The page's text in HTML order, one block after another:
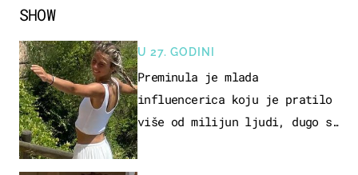
SHOW
U 27. GODINI
Preminula je mlada
influencerica koju je pratilo
više od milijun ljudi, dugo se